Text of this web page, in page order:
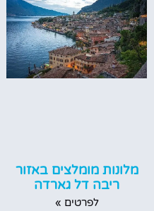
מלונות מומלצים באזור
ריבה דל גארדה
לפרטים »